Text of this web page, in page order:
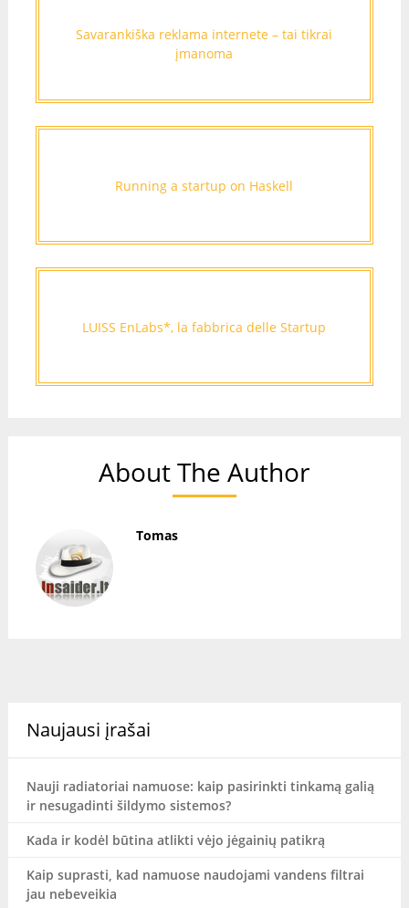
Savarankiška reklama internete – tai tikrai
įmanoma
Running a startup on Haskell
LUISS EnLabs*, la fabbrica delle Startup
About The Author
Tomas
Naujausi įrašai
Nauji radiatoriai namuose: kaip pasirinkti tinkamą galią
ir nesugadinti šildymo sistemos?
Kada ir kodėl būtina atlikti vėjo jėgainių patikrą
Kaip suprasti, kad namuose naudojami vandens filtrai
jau nebeveikia